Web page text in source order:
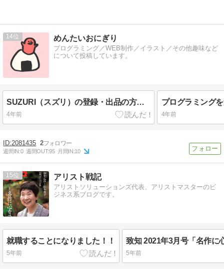
14 めんたいおにぎり
プログラミング／WEB制作／イラスト／その他趣味など
について投稿しています。
SUZURI（スズリ）の登録・出品の方法は超簡単！実際に販売してみました
4年前 4年前
2081435 2
週間IN:0 週間OUT:95 月間IN:10
15 アリスト戦記
アリストソリューションズ代表、アリストマスターのビ
ジネス系ブログです。
就職することになりました！！
5年前 5年前